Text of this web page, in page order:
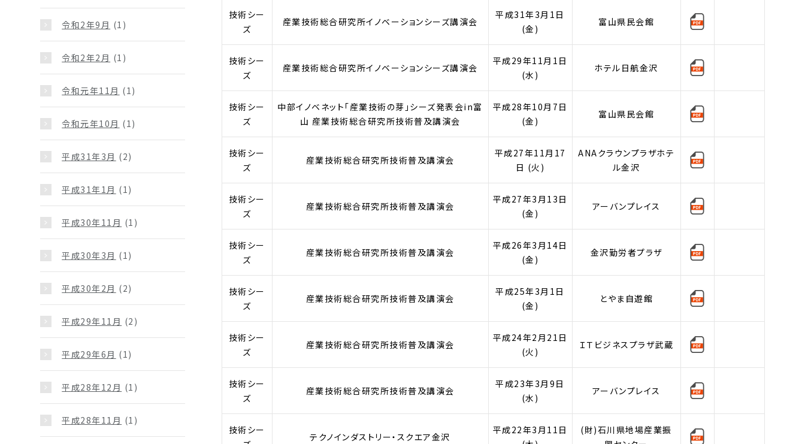
技術シー
ズ
産業技術総合研究所イノベーションシーズ講演会
平成31年3月1日
(金)
富山県民会館
技術シー
ズ
産業技術総合研究所イノベーションシーズ講演会
平成29年11月1日
(水)
ホテル日航金沢
技術シー
ズ
中部イノベネット「産業技術の芽」シーズ発表会in富
山 産業技術総合研究所技術普及講演会
平成28年10月7日
(金)
富山県民会館
技術シー
ズ
産業技術総合研究所技術普及講演会
平成27年11月17
日 (火)
ANAクラウンプラザホテ
ル金沢
技術シー
ズ
産業技術総合研究所技術普及講演会
平成27年3月13日
(金)
アーバンプレイス
技術シー
ズ
産業技術総合研究所技術普及講演会
平成26年3月14日
(金)
金沢勤労者プラザ
技術シー
ズ
産業技術総合研究所技術普及講演会
平成25年3月1日
(金)
とやま自遊館
技術シー
ズ
産業技術総合研究所技術普及講演会
平成24年2月21日
(火)
ＩＴビジネスプラザ武蔵
技術シー
ズ
産業技術総合研究所技術普及講演会
平成23年3月9日
(水)
アーバンプレイス
技術シー
テクノインダストリー・スクエア金沢
平成22年3月11日
(財)石川県地場産業振
令和2年9月 (1)
令和2年2月 (1)
令和元年11月 (1)
令和元年10月 (1)
平成31年3月 (2)
平成31年1月 (1)
平成30年11月 (1)
平成30年3月 (1)
平成30年2月 (2)
平成29年11月 (2)
平成29年6月 (1)
平成28年12月 (1)
平成28年11月 (1)